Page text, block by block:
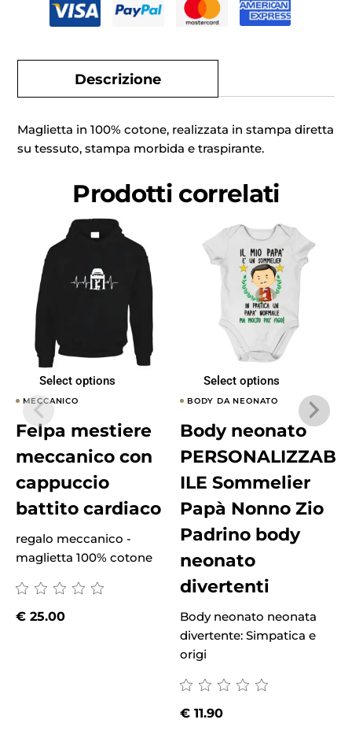
Descrizione
Maglietta in 100% cotone, realizzata in stampa diretta
su tessuto, stampa morbida e traspirante.
Prodotti correlati
Select options
MECCANICO
Felpa mestiere
meccanico con
cappuccio
battito cardiaco
regalo meccanico -
maglietta 100% cotone
€25.00
Select options
BODY DA NEONATO
Body neonato
PERSONALIZZAB
ILE Sommelier
Papà Nonno Zio
Padrino body
neonato
divertenti
Body neonato neonata
divertente: Simpatica e
origi
€ 11.90